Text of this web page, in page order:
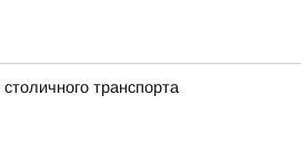
транспорта